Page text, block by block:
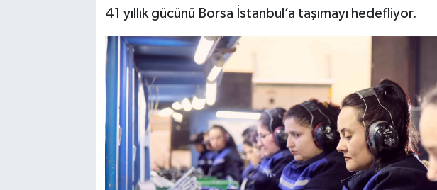
41 yıllık gücünü Borsa İstanbul’a taşımayı hedefliyor.